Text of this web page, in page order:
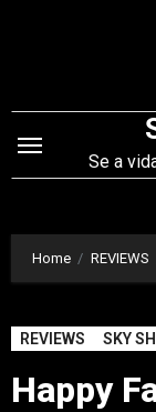
conteúdo
Se a
Home REVIEWS
REVIEWS SKY
Happy